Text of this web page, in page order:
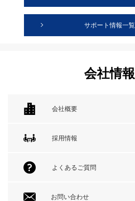
サポート情報一覧
会社情報
会社概要
採用情報
よくあるご質問
お問い合わせ